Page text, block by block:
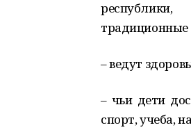
республики,
традиционные
– ведут
– чьи дети
спорт, учеба,